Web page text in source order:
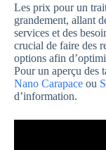
Les prix pour un
grandement, allant
services et des
crucial de faire des
options afin
Pour un aperçu des
Nano Carapace ou
d’information.